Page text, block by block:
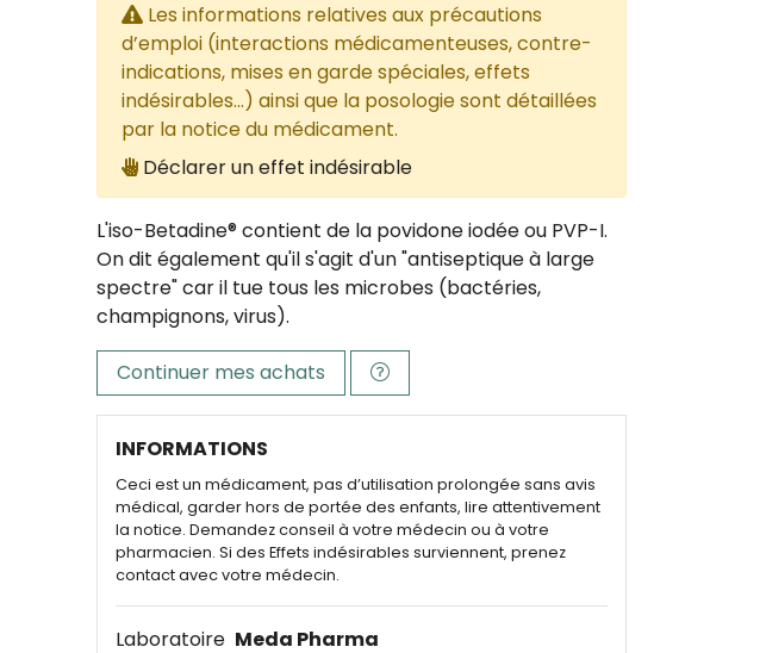
Les informations relatives aux précautions
d’emploi (interactions médicamenteuses, contre-
indications, mises en garde spéciales, effets
indésirables...) ainsi que la posologie sont détaillées
par la notice du médicament.
Déclarer un effet indésirable
L'iso-Betadine® contient de la povidone iodée ou PVP-I.
On dit également qu'il s'agit d'un "antiseptique à large
spectre" car il tue tous les microbes (bactéries,
champignons, virus).
Continuer mes achats
INFORMATIONS
Ceci est un médicament, pas d’utilisation prolongée sans avis
médical, garder hors de portée des enfants, lire attentivement
la notice. Demandez conseil à votre médecin ou à votre
pharmacien. Si des Effets indésirables surviennent, prenez
contact avec votre médecin.
Laboratoire Meda Pharma